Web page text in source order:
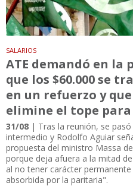
SALARIOS
ATE demandó en la
que los $60.000 se
en un refuerzo y que
elimine el tope para
31/08 | Tras la reunión, se
intermedio y Rodolfo Aguiar
propuesta del ministro Massa
porque deja afuera a la mitad
al no tener carácter
absorbida por la paritaria".